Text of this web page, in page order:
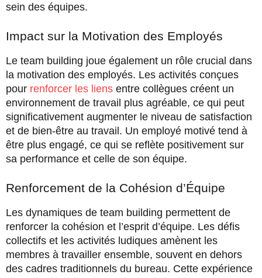
sein des équipes.
Impact sur la Motivation des Employés
Le team building joue également un rôle crucial dans
la motivation des employés. Les activités conçues
pour renforcer les liens entre collègues créent un
environnement de travail plus agréable, ce qui peut
significativement augmenter le niveau de satisfaction
et de bien-être au travail. Un employé motivé tend à
être plus engagé, ce qui se reflète positivement sur
sa performance et celle de son équipe.
Renforcement de la Cohésion d’Équipe
Les dynamiques de team building permettent de
renforcer la cohésion et l’esprit d’équipe. Les défis
collectifs et les activités ludiques amènent les
membres à travailler ensemble, souvent en dehors
des cadres traditionnels du bureau. Cette expérience